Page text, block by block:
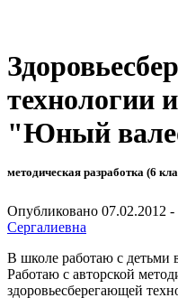
технологии
"Юный
методическая разработка (6
Опубликовано 07.02.2012 -
Сергалиевна
В школе работаю с
Работаю с авторской
здоровьесберегающей